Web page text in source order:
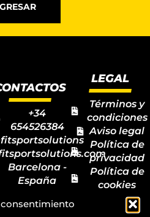
+34
654526384
Barcelona -
España
de contacto
LEGAL
Términos y
condiciones
Aviso legal
Política de
privacidad
Política de
cookies
Mapa del